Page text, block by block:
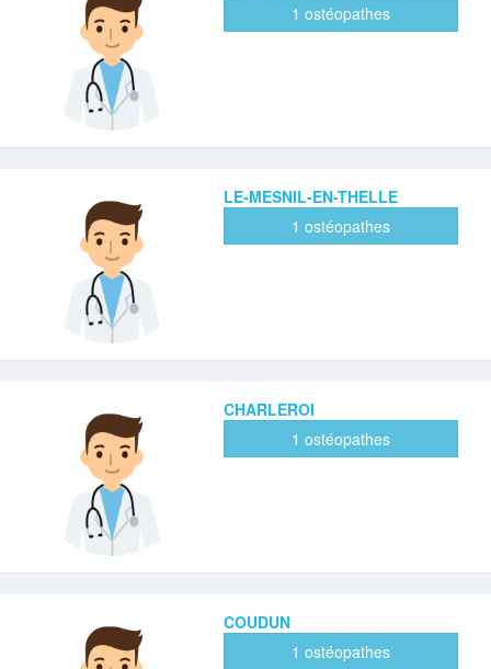
1 ostéopathes
LE-MESNIL-EN-THELLE
1 ostéopathes
CHARLEROI
1 ostéopathes
COUDUN
1 ostéopathes